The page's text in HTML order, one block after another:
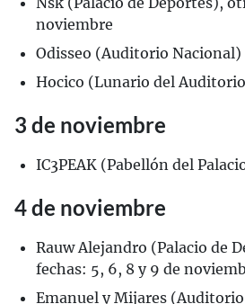
noviembre
Odisseo (Auditorio Nacional)
Hocico (Lunario del
3 de noviembre
IC3PEAK (Pabellón del
4 de noviembre
Rauw Alejandro (Palacio de
fechas: 5, 6, 8 y 9 de
Emanuel y Mijares